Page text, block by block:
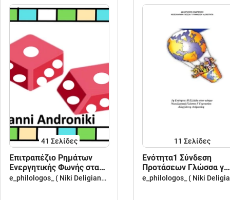
41 Σελίδες
Επιτραπέζιο Ρημάτων
Ενεργητικής Φωνής στα
αρχαία ελληνικά
e_philologos_ ( Niki Deligianni )
11 Σελίδες
Ενότητα1 Σύνδεση
Προτάσεων Γλώσσα γ
γυμν